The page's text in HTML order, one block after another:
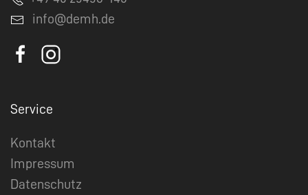
info@demh.de
Service
Kontakt
Impressum
Datenschutz